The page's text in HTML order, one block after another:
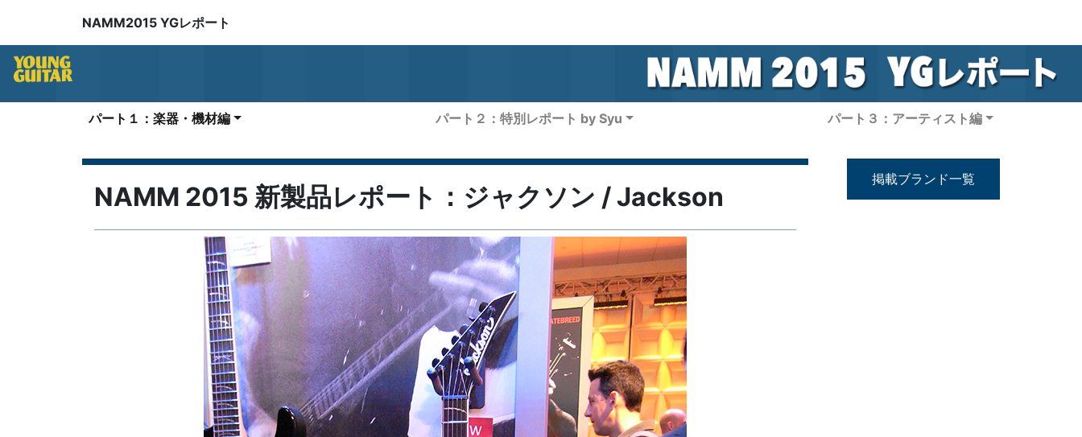
NAMM2015 YGレポート
パート１：楽器・機材編 パート２：特別レポート by Syu パート３：アーティスト編
NAMM 2015 新製品レポート：ジャクソン / Jackson
掲載ブランド一覧